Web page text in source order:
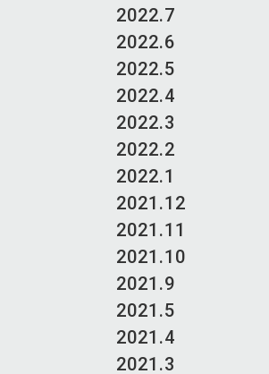
2022.7
2022.6
2022.5
2022.4
2022.3
2022.2
2022.1
2021.12
2021.11
2021.10
2021.9
2021.5
2021.4
2021.3